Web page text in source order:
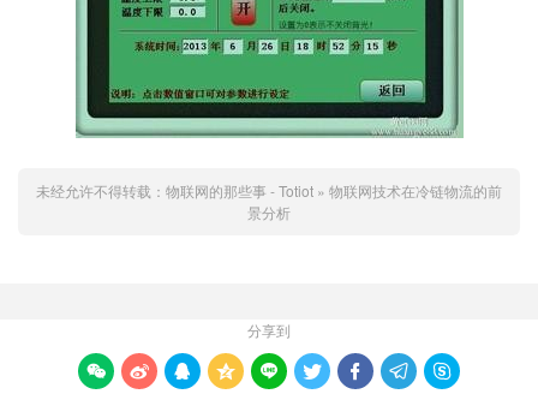
未经允许不得转载： 物联网的那些事 - Totiot » 物联网技术在冷链物流的前
景分析
分享到
        